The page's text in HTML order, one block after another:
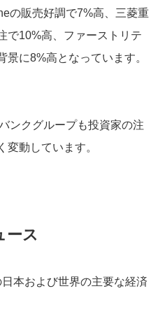
の販売好調で7%高、三菱重
で10%高、ファーストリテ
景に8%高となっています。
ンクグループも投資家の注
変動しています。
ース
本および世界の主要な経済